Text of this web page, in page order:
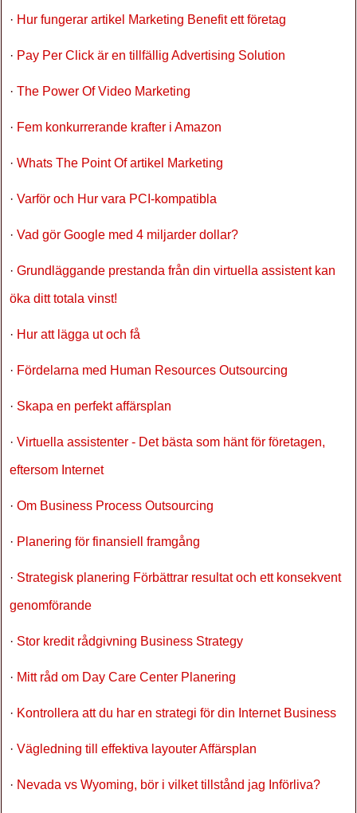
· Hur fungerar artikel Marketing Benefit ett företag
· Pay Per Click är en tillfällig Advertising Solution
· The Power Of Video Marketing
· Fem konkurrerande krafter i Amazon
· Whats The Point Of artikel Marketing
· Varför och Hur vara PCI-kompatibla
· Vad gör Google med 4 miljarder dollar?
· Grundläggande prestanda från din virtuella assistent kan
öka ditt totala vinst!
· Hur att lägga ut och få
· Fördelarna med Human Resources Outsourcing
· Skapa en perfekt affärsplan
· Virtuella assistenter - Det bästa som hänt för företagen,
eftersom Internet
· Om Business Process Outsourcing
· Planering för finansiell framgång
· Strategisk planering Förbättrar resultat och ett konsekvent
genomförande
· Stor kredit rådgivning Business Strategy
· Mitt råd om Day Care Center Planering
· Kontrollera att du har en strategi för din Internet Business
· Vägledning till effektiva layouter Affärsplan
· Nevada vs Wyoming, bör i vilket tillstånd jag Införliva?